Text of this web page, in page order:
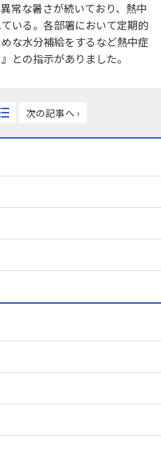
常な暑さが続いており、熱中
いる。各部署において定期的
な水分補給をするなど熱中症
との指示がありました。
次の記事へ ›